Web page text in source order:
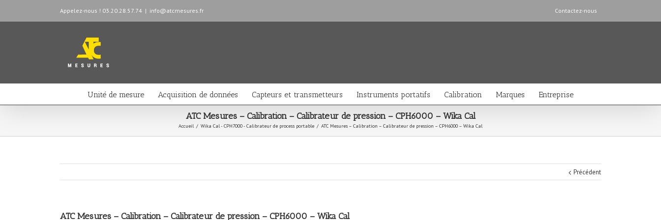
Appelez-nous ! 03.20.28.57.74 | info@atcmesures.fr Contactez-nous
Unité de mesure Acquisition de données Capteurs et transmetteurs Instruments portatifs Calibration Marques Entreprise
ATC Mesures – Calibration – Calibrateur de pression – CPH6000 – Wika Cal
Accueil / Wika Cal - CPH7000 - Calibrateur de process portable / ATC Mesures – Calibration – Calibrateur de pression – CPH6000 – Wika Cal
Précédent
ATC Mesures – Calibration – Calibrateur de pression – CPH6000 – Wika Cal